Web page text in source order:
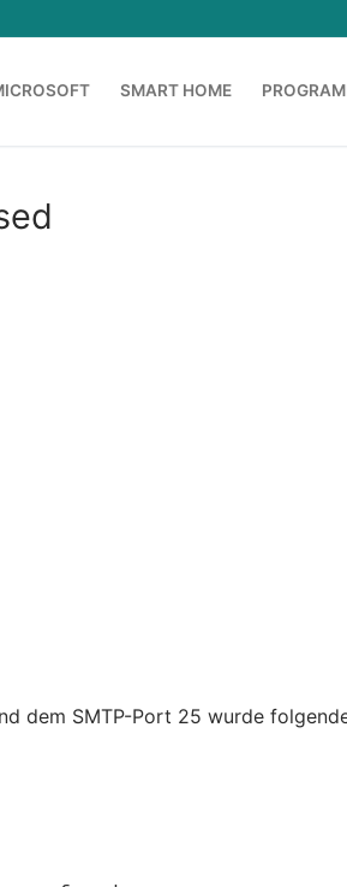
SMART HOME
dem SMTP-Port 25 wurde